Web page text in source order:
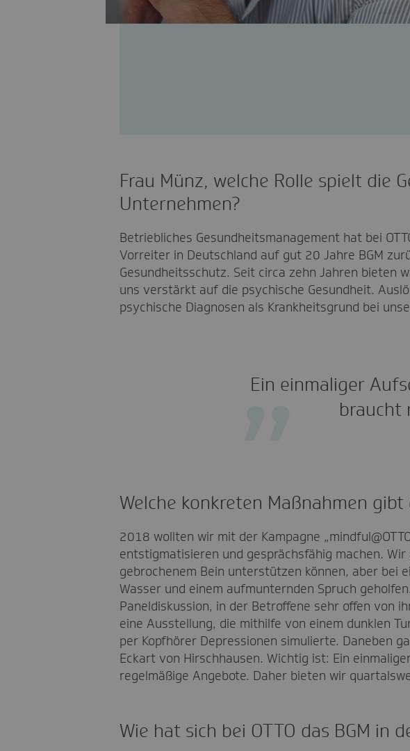
Frau Münz, welche Rolle spielt die
Unternehmen?
Betriebliches Gesundheitsmanagement hat bei
Vorreiter in Deutschland auf gut 20 Jahre BGM
Gesundheitsschutz. Seit circa zehn Jahren bieten
uns verstärkt auf die psychische Gesundheit.
psychische Diagnosen als Krankheitsgrund bei
Ein einmaliger
braucht
Welche konkreten Maßnahmen
2018 wollten wir mit der Kampagne
entstigmatisieren und gesprächsfähig machen.
gebrochenem Bein unterstützen können, aber bei
Wasser und einem aufmunternden Spruch
Paneldiskussion, in der Betroffene sehr offen von
eine Ausstellung, die mithilfe von einem dunklen
per Kopfhörer Depressionen simulierte. Daneben
Eckart von Hirschhausen. Wichtig ist: Ein
regelmäßige Angebote. Daher bieten wir
Wie hat sich bei OTTO das BGM in